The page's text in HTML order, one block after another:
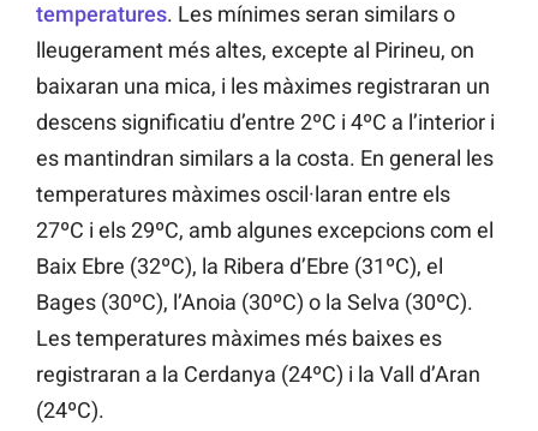
temperatures. Les mínimes seran similars o
lleugerament més altes, excepte al Pirineu, on
baixaran una mica, i les màximes registraran un
descens significatiu d’entre 2ºC i 4ºC a l’interior i
es mantindran similars a la costa. En general les
temperatures màximes oscil·laran entre els
27ºC i els 29ºC, amb algunes excepcions com el
Baix Ebre (32ºC), la Ribera d’Ebre (31ºC), el
Bages (30ºC), l’Anoia (30ºC) o la Selva (30ºC).
Les temperatures màximes més baixes es
registraran a la Cerdanya (24ºC) i la Vall d’Aran
(24ºC).